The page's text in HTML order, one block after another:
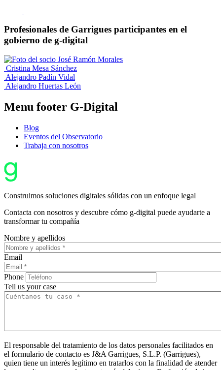
Profesionales de Garrigues participantes en el
gobierno de g-digital
José Ramón Morales
Cristina Mesa Sánchez
Alejandro Padín Vidal
Alejandro Huertas León
Menu footer G-Digital
Blog
Eventos del Observatorio
Trabaja con nosotros
Construimos soluciones digitales sólidas con un enfoque legal
Contacta con nosotros y descubre cómo g-digital puede ayudarte a
transformar tu compañía
Nombre y apellidos
Email
Phone
Tell us your case
El responsable del tratamiento de los datos personales facilitados en
el formulario de contacto es J&A Garrigues, S.L.P. (Garrigues),
quien tiene un interés legítimo en tratarlos con la finalidad de atender